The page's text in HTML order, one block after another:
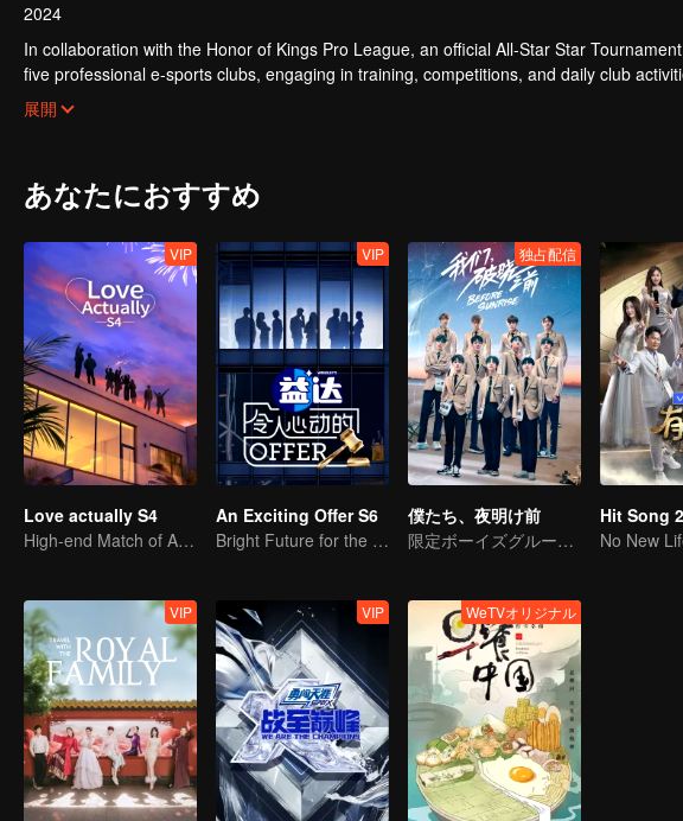
2024
In collaboration with the Honor of Kings Pro League, an official All-Star Star
five professional e-sports clubs, engaging in training, competitions, and daily club
celebrities will win the championship in the first-ever All-Star Star Tournament.
展開
あなたにおすすめ
VIP
Love actually S4
High-end Match of Adults' ambiguity
VIP
An Exciting Offer S6
Bright Future for the Youth
独占配信
僕たち、夜明け前
限定ボーイズグループR1SEの卒業グループバラエティ
Hit Song
VIP VIP WeTVオリジナル